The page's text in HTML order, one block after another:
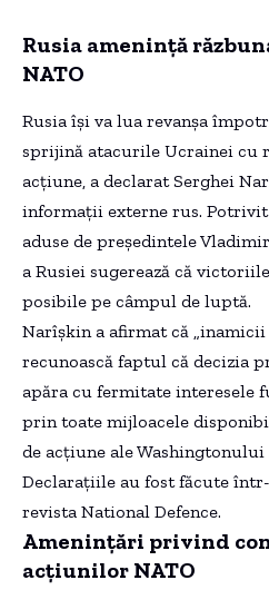
Rusia amenință
NATO
Rusia își va lua revanșa
sprijină atacurile Ucrainei cu
acțiune, a declarat Serghei
informații externe rus.
aduse de președintele
a Rusiei sugerează că
posibile pe câmpul de luptă.
Narîșkin a afirmat că
recunoască faptul că decizia
apăra cu fermitate interesele
prin toate mijloacele
de acțiune ale Washingtonului
Declarațiile au fost făcute
revista National Defence.
Amenințări privind
acțiunilor NATO